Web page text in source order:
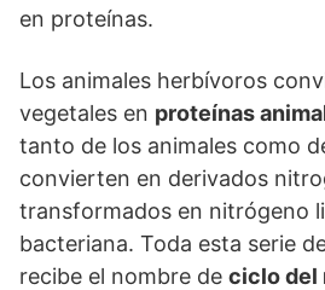
en proteínas.
Los animales herbívoros
vegetales en proteínas
tanto de los animales como
convierten en derivados
transformados en nitrógeno
bacteriana. Toda esta serie
recibe el nombre de ciclo del